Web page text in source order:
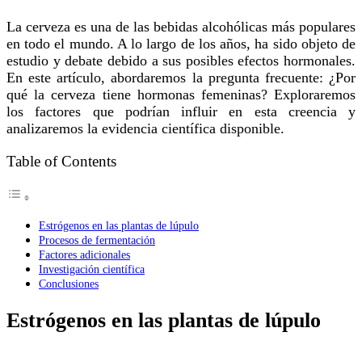
La cerveza es una de las bebidas alcohólicas más populares
en todo el mundo. A lo largo de los años, ha sido objeto de
estudio y debate debido a sus posibles efectos hormonales.
En este artículo, abordaremos la pregunta frecuente: ¿Por
qué la cerveza tiene hormonas femeninas? Exploraremos
los factores que podrían influir en esta creencia y
analizaremos la evidencia científica disponible.
Table of Contents
Estrógenos en las plantas de lúpulo
Procesos de fermentación
Factores adicionales
Investigación científica
Conclusiones
Estrógenos en las plantas de lúpulo